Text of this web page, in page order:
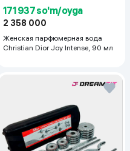
171 937 so'm/oyga
2 358 000
Женская парфюмерная вода
Christian Dior Joy Intense, 90 мл